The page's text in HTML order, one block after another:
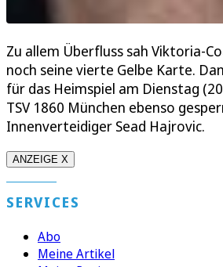
Zu allem Überfluss sah Viktoria-
noch seine vierte Gelbe Karte.
für das Heimspiel am Dienstag
TSV 1860 München ebenso
Innenverteidiger Sead Hajrovic.
ANZEIGE X
SERVICES
Abo
Meine Artikel